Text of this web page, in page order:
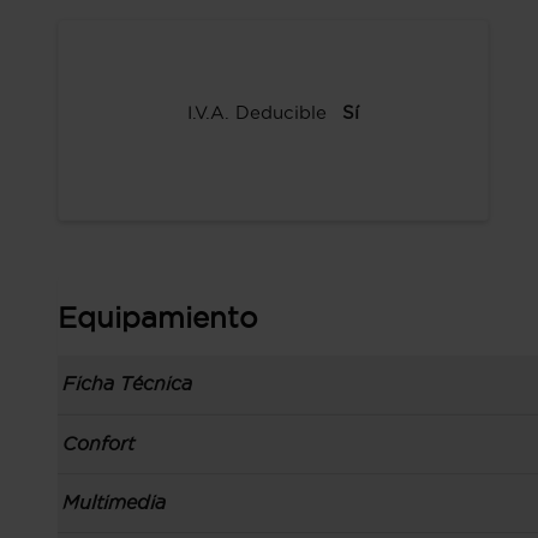
I.V.A. Deducible Sí
Equipamiento
Ficha Técnica
Información de la versión: número última lista
Carrocería tipo todoterreno con 5 puertas,
Confort
Toma/s de 12v en los asientos delanteros
Multimedia